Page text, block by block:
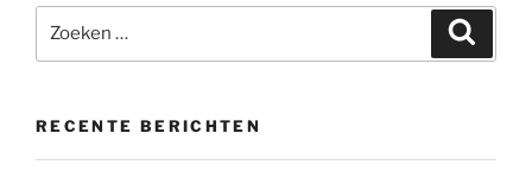
naar:
RECENTE BERICHTEN